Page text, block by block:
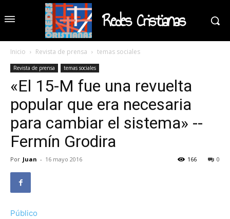
Redes Cristianas
Inicio Revista de prensa temas sociales
Revista de prensa temas sociales
«El 15-M fue una revuelta
popular que era necesaria
para cambiar el sistema» --
Fermín Grodira
Por Juan - 16 mayo 2016 0
166
Público